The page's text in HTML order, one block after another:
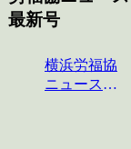
最新号
横浜労福協
ニュース